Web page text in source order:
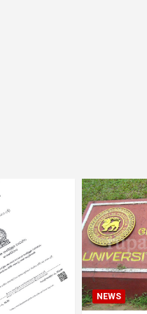
NEWS